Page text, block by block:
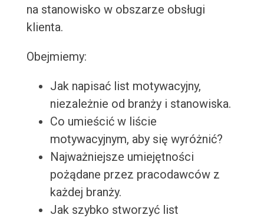
na stanowisko w obszarze obsługi
klienta.
Obejmiemy:
Jak napisać list motywacyjny,
niezależnie od branży i stanowiska.
Co umieścić w liście
motywacyjnym, aby się wyróżnić?
Najważniejsze umiejętności
pożądane przez pracodawców z
każdej branży.
Jak szybko stworzyć list